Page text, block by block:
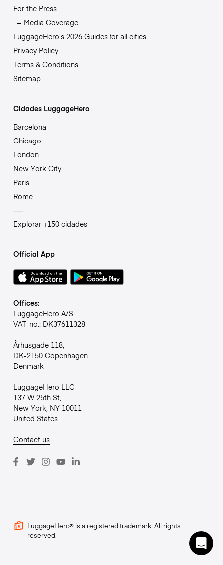
For the Press
Media Coverage
LuggageHero’s 2026 Guides for all cities
Privacy Policy
Terms & Conditions
Sitemap
Cidades LuggageHero
Barcelona
Chicago
London
New York City
Paris
Rome
Explorar +150 cidades
Official App
Offices:
LuggageHero A/S
VAT-no.: DK37611328
Århusgade 118,
DK-2150 Copenhagen
Denmark
LuggageHero LLC
137 W 25th St,
New York, NY 10011
United States
Contact us
LuggageHero® is a registered trademark. All rights
reserved.